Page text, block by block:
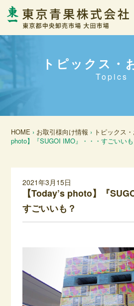
トピックス・
Topics
HOME › お取引様向け情報 › トピックス
photo】『SUGOI IMO』・・・すごいいも
2021年3月15日
【Today’s photo】『
すごいいも？